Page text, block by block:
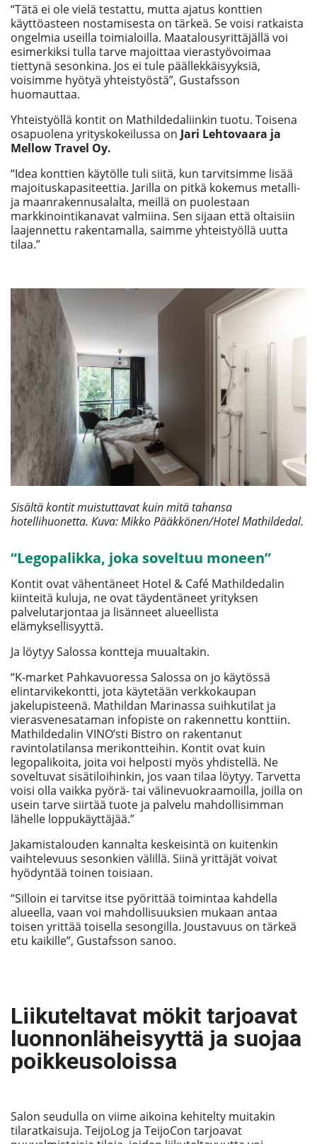
“Tätä ei ole vielä testattu, mutta ajatus konttien
käyttöasteen nostamisesta on tärkeä. Se voisi ratkaista
ongelmia useilla toimialoilla. Maatalousyrittäjällä voi
esimerkiksi tulla tarve majoittaa vierastyövoimaa
tiettynä sesonkina. Jos ei tule päällekkäisyyksiä,
voisimme hyötyä yhteistyöstä”, Gustafsson
huomauttaa.
Yhteistyöllä kontit on Mathildedaliinkin tuotu. Toisena
osapuolena yrityskokeilussa on Jari Lehtovaara ja
Mellow Travel Oy.
“Idea konttien käytölle tuli siitä, kun tarvitsimme lisää
majoituskapasiteettia. Jarilla on pitkä kokemus metalli-
ja maanrakennusalalta, meillä on puolestaan
markkinointikanavat valmiina. Sen sijaan että oltaisiin
laajennettu rakentamalla, saimme yhteistyöllä uutta
tilaa.”
Sisältä kontit muistuttavat kuin mitä tahansa
hotellihuonetta. Kuva: Mikko Pääkkönen/Hotel Mathildedal.
“Legopalikka, joka soveltuu moneen”
Kontit ovat vähentäneet Hotel & Café Mathildedalin
kiinteitä kuluja, ne ovat täydentäneet yrityksen
palvelutarjontaa ja lisänneet alueellista
elämyksellisyyttä.
Ja löytyy Salossa kontteja muualtakin.
“K-market Pahkavuoressa Salossa on jo käytössä
elintarvikekontti, jota käytetään verkkokaupan
jakelupisteenä. Mathildan Marinassa suihkutilat ja
vierasvenesataman infopiste on rakennettu konttiin.
Mathildedalin VINO’sti Bistro on rakentanut
ravintolatilansa merikontteihin. Kontit ovat kuin
legopalikoita, joita voi helposti myös yhdistellä. Ne
soveltuvat sisätiloihinkin, jos vaan tilaa löytyy. Tarvetta
voisi olla vaikka pyörä- tai välinevuokraamoilla, joilla on
usein tarve siirtää tuote ja palvelu mahdollisimman
lähelle loppukäyttäjää.”
Jakamistalouden kannalta keskeisintä on kuitenkin
vaihtelevuus sesonkien välillä. Siinä yrittäjät voivat
hyödyntää toinen toisiaan.
“Silloin ei tarvitse itse pyörittää toimintaa kahdella
alueella, vaan voi mahdollisuuksien mukaan antaa
toisen yrittää toisella sesongilla. Joustavuus on tärkeä
etu kaikille”, Gustafsson sanoo.
Liikuteltavat mökit tarjoavat
luonnonläheisyyttä ja suojaa
poikkeusoloissa
Salon seudulla on viime aikoina kehitelty muitakin
tilaratkaisuja. TeijoLog ja TeijoCon tarjoavat